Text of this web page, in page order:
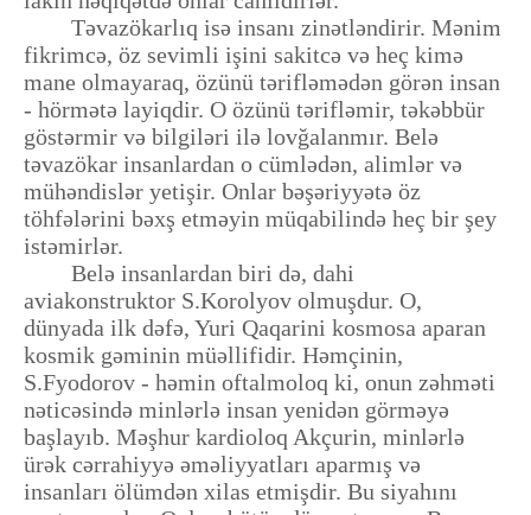
Təvazökarlıq isə insanı zinətləndirir. Mənim
fikrimcə, öz sevimli işini sakitcə və heç kimə
mane olmayaraq, özünü tərifləmədən görən insan
- hörmətə layiqdir. O özünü tərifləmir, təkəbbür
göstərmir və bilgiləri ilə lovğalanmır. Belə
təvazökar insanlardan o cümlədən, alimlər və
mühəndislər yetişir. Onlar bəşəriyyətə öz
töhfələrini bəxş etməyin müqabilində heç bir şey
istəmirlər.
Belə insanlardan biri də, dahi
aviakonstruktor S.Korolyov olmuşdur. O,
dünyada ilk dəfə, Yuri Qaqarini kosmosa aparan
kosmik gəminin müəllifidir. Həmçinin,
S.Fyodorov - həmin oftalmoloq ki, onun zəhməti
nəticəsində minlərlə insan yenidən görməyə
başlayıb. Məşhur kardioloq Akçurin, minlərlə
ürək cərrahiyyə əməliyyatları aparmış və
insanları ölümdən xilas etmişdir. Bu siyahını